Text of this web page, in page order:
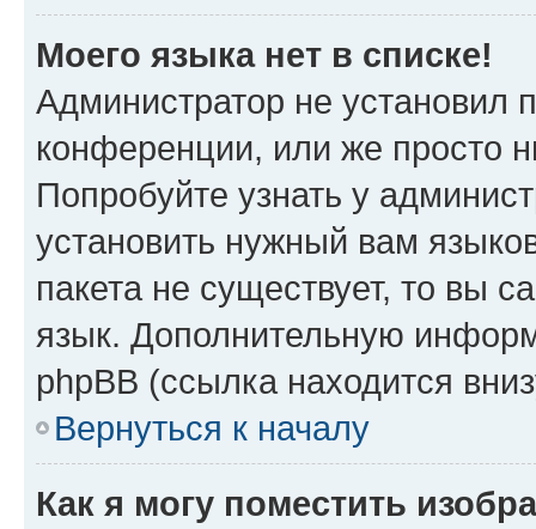
Моего языка нет в списке!
Администратор не установил
конференции, или же просто
Попробуйте узнать у
установить нужный вам
пакета не существует, то вы
язык. Дополнительную
phpBB (ссылка находится
Вернуться к началу
Как я могу поместить